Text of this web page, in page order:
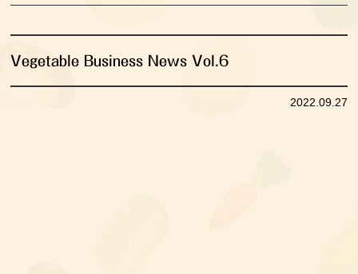
Vegetable Business News Vol.6
2022.09.27